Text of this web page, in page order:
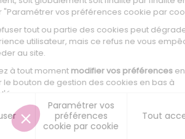
000